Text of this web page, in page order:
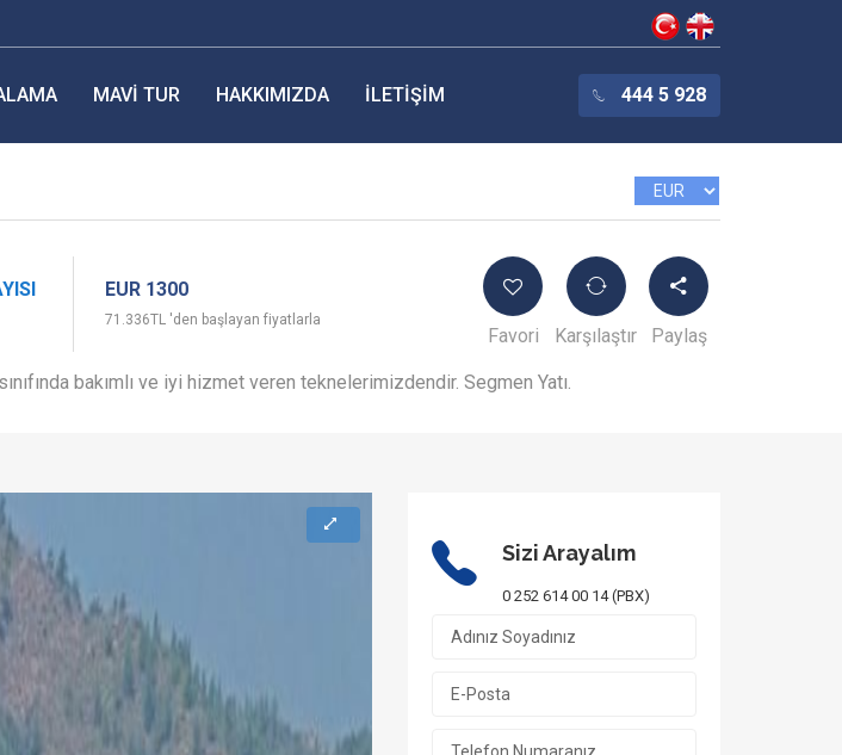
MAVI TUR HAKKIMIZDA İLETIŞIM 444 5 928
EUR 1300
71.336TL 'den başlayan fiyatlarla
Favori Karşılaştır Paylaş
bakımlı ve iyi hizmet veren teknelerimizdendir. Segmen Yatı.
Sizi Arayalım
0 252 614 00 14 (PBX)